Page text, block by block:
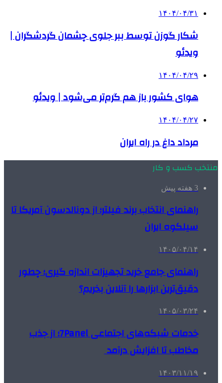
۱۴۰۴/۰۴/۳۱
شکار گوزن توسط ببر جلوی چشمان گردشگران |
ویدئو
۱۴۰۴/۰۴/۲۹
هوای کشور باز هم گرم‌تر می‌شود | ویدئو
۱۴۰۴/۰۴/۲۷
مرداد داغ در راه ایران
منتخب کسب و کار
3 هفته پیش
راهنمای انتخاب برند فیلتر؛ از دونالدسون آمریکا تا
سیلکوه ایران
۱۴۰۵/۰۴/۱۴
راهنمای جامع خرید تجهیزات اندازه گیری؛ چطور
دقیق‌ترین ابزارها را آنلاین بخریم؟
۱۴۰۵/۰۳/۲۴
خدمات شبکه‌های اجتماعی 7Panel؛ از جذب
مخاطب تا افزایش درآمد
۱۴۰۳/۱۱/۱۹